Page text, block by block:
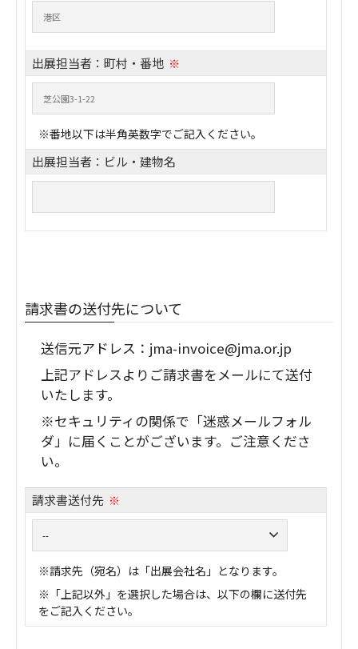
出展担当者：町村・番地 ※
※番地以下は半角英数字でご記入ください。
出展担当者：ビル・建物名
請求書の送付先について
送信元アドレス：jma-invoice@jma.or.jp
上記アドレスよりご請求書をメールにて送付
いたします。
※セキュリティの関係で「迷惑メールフォル
ダ」に届くことがございます。ご注意くださ
い。
請求書送付先 ※
※請求先（宛名）は「出展会社名」となります。
※「上記以外」を選択した場合は、以下の欄に送付先
をご記入ください。